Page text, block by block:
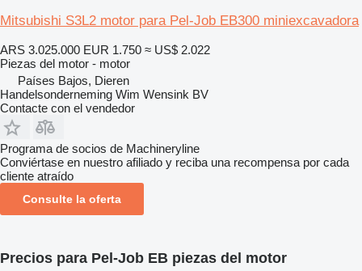
Mitsubishi S3L2 motor para Pel-Job EB300 miniexcavadora
ARS 3.025.000 EUR 1.750 ≈ US$ 2.022
Piezas del motor - motor
Países Bajos, Dieren
Handelsonderneming Wim Wensink BV
Contacte con el vendedor
Programa de socios de Machineryline
Conviértase en nuestro afiliado y reciba una recompensa por cada
cliente atraído
Consulte la oferta
Precios para Pel-Job EB piezas del motor